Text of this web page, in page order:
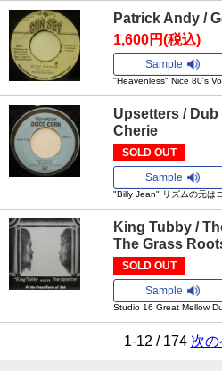
Patrick Andy /
1,600円(税込)
Sample
"Heavenless" Nice 80's Vo
Upsetters /
Cherie
SOLD OUT
Sample
"Billy Jean" リズムの元は
King Tubby /
The Grass
SOLD OUT
Sample
Studio 16 Great Mellow
1-12 / 174 次